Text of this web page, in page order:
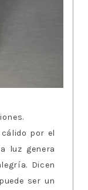
por el
luz genera
Dicen
ser un